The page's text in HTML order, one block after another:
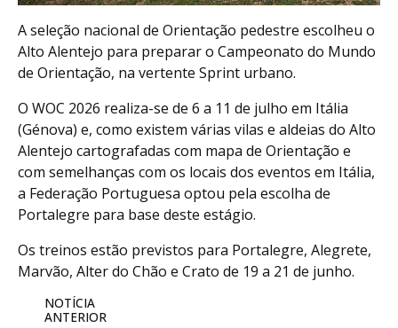
A seleção nacional de Orientação pedestre escolheu o
Alto Alentejo para preparar o Campeonato do Mundo
de Orientação, na vertente Sprint urbano.
O WOC 2026 realiza-se de 6 a 11 de julho em Itália
(Génova) e, como existem várias vilas e aldeias do Alto
Alentejo cartografadas com mapa de Orientação e
com semelhanças com os locais dos eventos em Itália,
a Federação Portuguesa optou pela escolha de
Portalegre para base deste estágio.
Os treinos estão previstos para Portalegre, Alegrete,
Marvão, Alter do Chão e Crato de 19 a 21 de junho.
NOTÍCIA
ANTERIOR